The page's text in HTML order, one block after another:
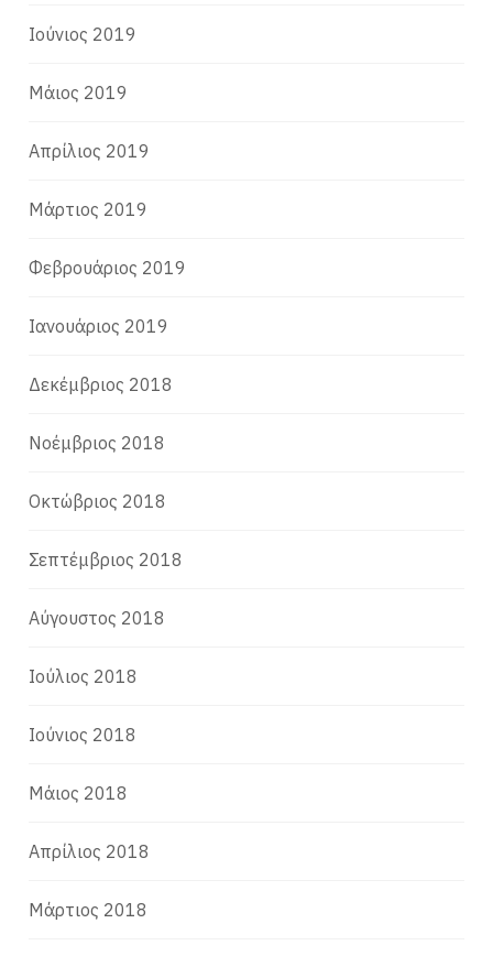
Ιούνιος 2019
Μάιος 2019
Απρίλιος 2019
Μάρτιος 2019
Φεβρουάριος 2019
Ιανουάριος 2019
Δεκέμβριος 2018
Νοέμβριος 2018
Οκτώβριος 2018
Σεπτέμβριος 2018
Αύγουστος 2018
Ιούλιος 2018
Ιούνιος 2018
Μάιος 2018
Απρίλιος 2018
Μάρτιος 2018